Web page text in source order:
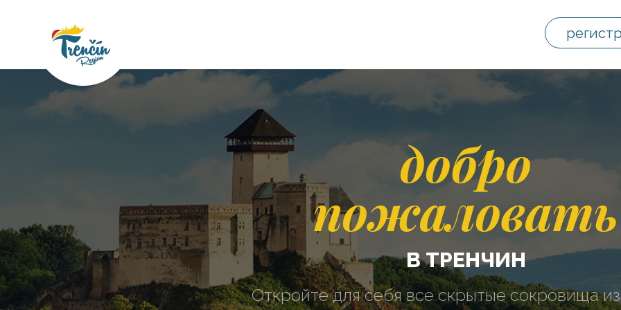
регистр
добро
пожаловать
В ТРЕНЧИН
Откройте для себя все скрытые сокровища